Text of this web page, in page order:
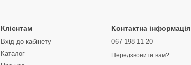
Клієнтам
Вхід до кабінету
Каталог
Контактна інформація
067 198 11 20
Передзвонити вам?